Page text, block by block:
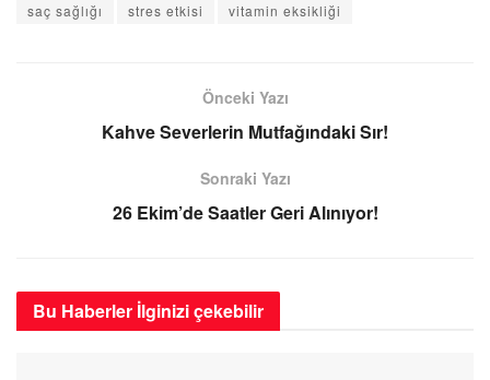
saç sağlığı
stres etkisi vitamin eksikliği
Önceki Yazı
Kahve Severlerin Mutfağındaki Sır!
Sonraki Yazı
26 Ekim’de Saatler Geri Alınıyor!
Bu Haberler İlginizi çekebilir